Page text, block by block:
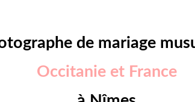
de mariage
Occitanie et France